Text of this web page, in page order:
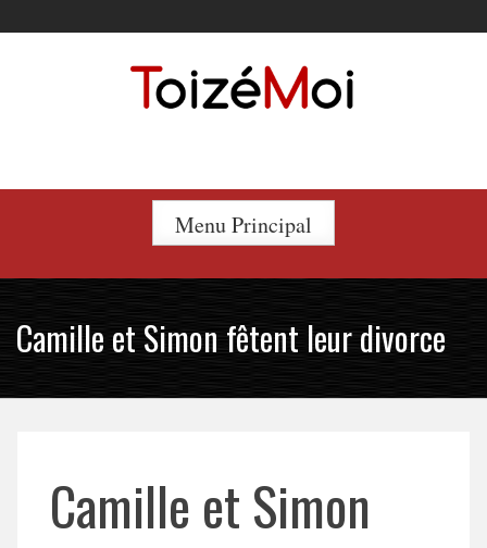
to
Menu Principal
Camille et Simon fêtent leur divorce
Camille et Simon